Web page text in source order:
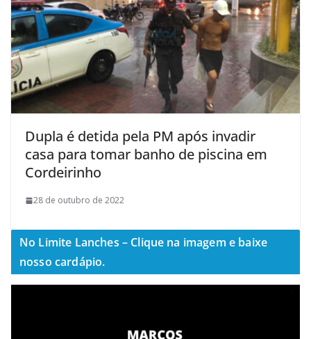
Dupla é detida pela PM após invadir
casa para tomar banho de piscina em
Cordeirinho
28 de outubro de 2022
No Limite Lanches – Clique na imagem e baixe
nosso cardápio.